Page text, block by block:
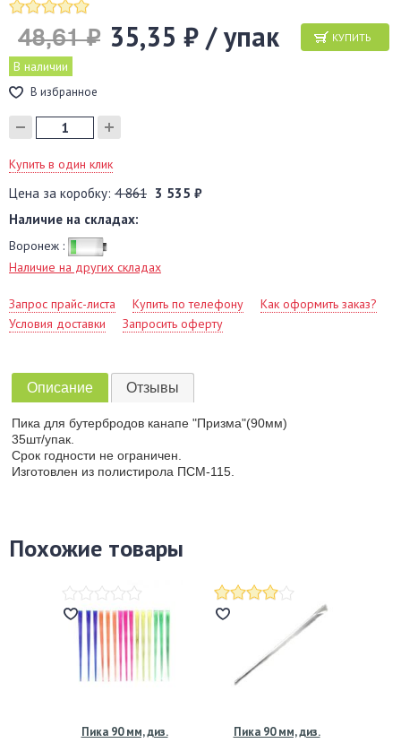
35,35 ₽ / упак
48,61 ₽ КУПИТЬ
В наличии
В избранное
Купить в один клик
Цена за коробку: 4 861 3 535 ₽
Наличие на складах:
Воронеж :
Наличие на других складах
Запрос прайс-листа Купить по телефону
Как оформить заказ?
Условия доставки
Запросить оферту
Описание Отзывы
Пика для бутербродов канапе "Призма"(90мм)
35шт/упак.
Срок годности не ограничен.
Изготовлен из полистирола ПСМ-115.
Похожие товары
Пика 90 мм, диз.
Пика 90 мм, диз.